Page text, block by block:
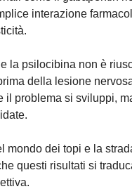
interazione
la psilocibina non è
della lesione
il problema si sviluppi,
mondo dei topi e la
questi risultati si